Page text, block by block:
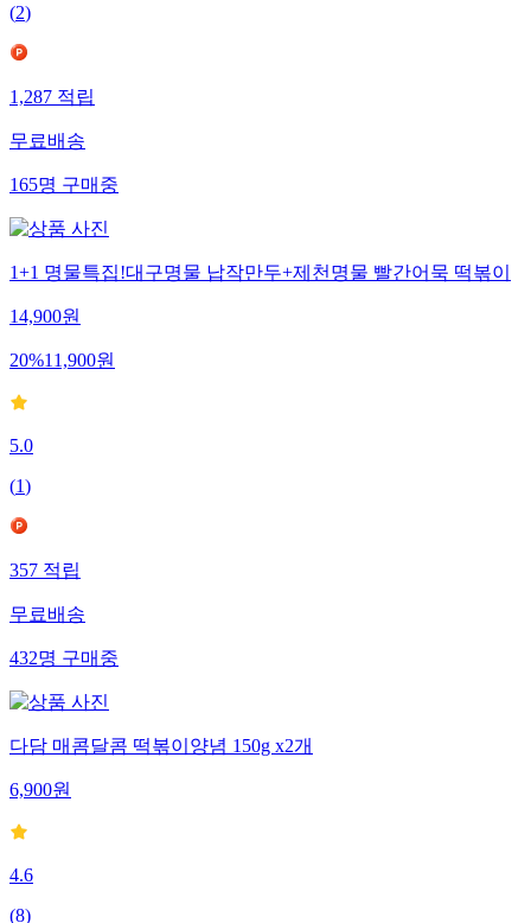
(2)
1,287적립
무료배송
165명구매중
1+1 명물특집!대구명물 납작만두+제천명물 빨간어묵 떡볶이
14,900원
20%11,900원
5.0
(1)
357적립
무료배송
432명구매중
다담 매콤달콤 떡볶이양념 150g x2개
6,900원
4.6
(8)